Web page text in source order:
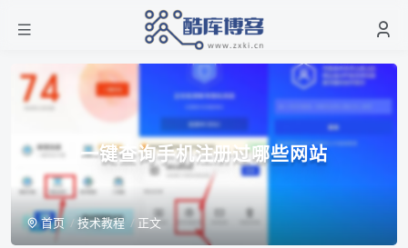
一键查询手机注册过哪些网站
首页 技术教程 正文